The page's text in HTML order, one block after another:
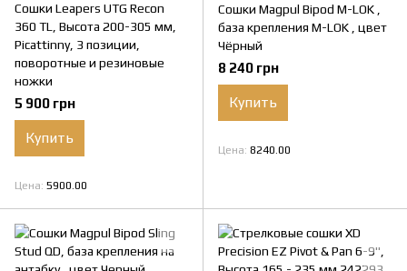
Сошки Leapers UTG Recon
360 TL, Высота 200-305 мм,
Picattinny, 3 позиции,
поворотные и резиновые
ножки
5 900 грн
Купить
Цена 5900.00
Сошки Magpul Bipod M-LOK ,
база крепления M-LOK , цвет
Чёрный
8 240 грн
Купить
Цена 8240.00